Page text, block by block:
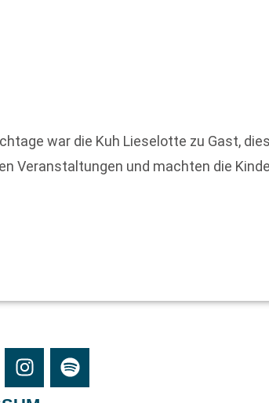
war die Kuh Lieselotte zu Gast,
Veranstaltungen und machten die